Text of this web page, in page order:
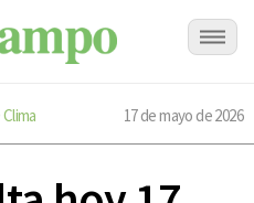
Clima 17 de mayo de 2026